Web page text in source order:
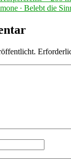
∙ Belebt die